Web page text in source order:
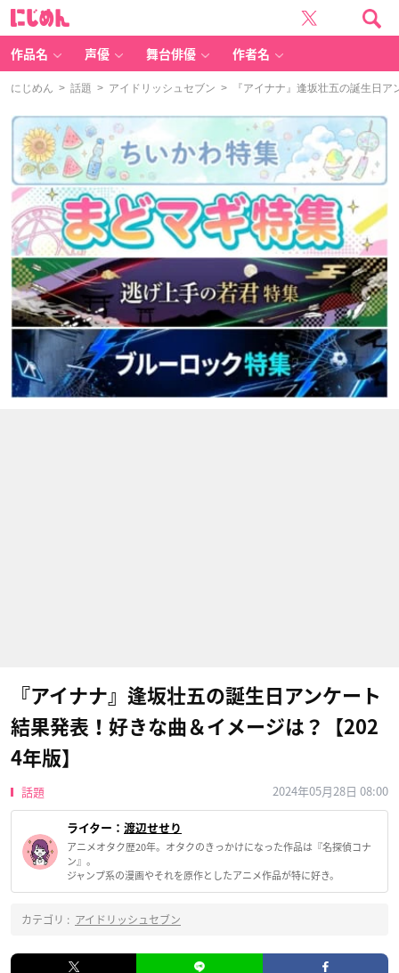
作品名 声優 舞台俳優 作者名
にじめん > 話題 > アイドリッシュセブン > 『アイナナ』逢坂壮五の誕生日ア
『アイナナ』逢坂壮五の誕生日アンケート
結果発表！好きな曲＆イメージは？【202
4年版】
話題 2024年05月28日 08:00
ライター： 渡辺せせり
アニメオタク歴20年。オタクのきっかけになった作品は『名探偵コナ
ン』。
ジャンプ系の漫画やそれを原作としたアニメ作品が特に好き。
カテゴリ : アイドリッシュセブン